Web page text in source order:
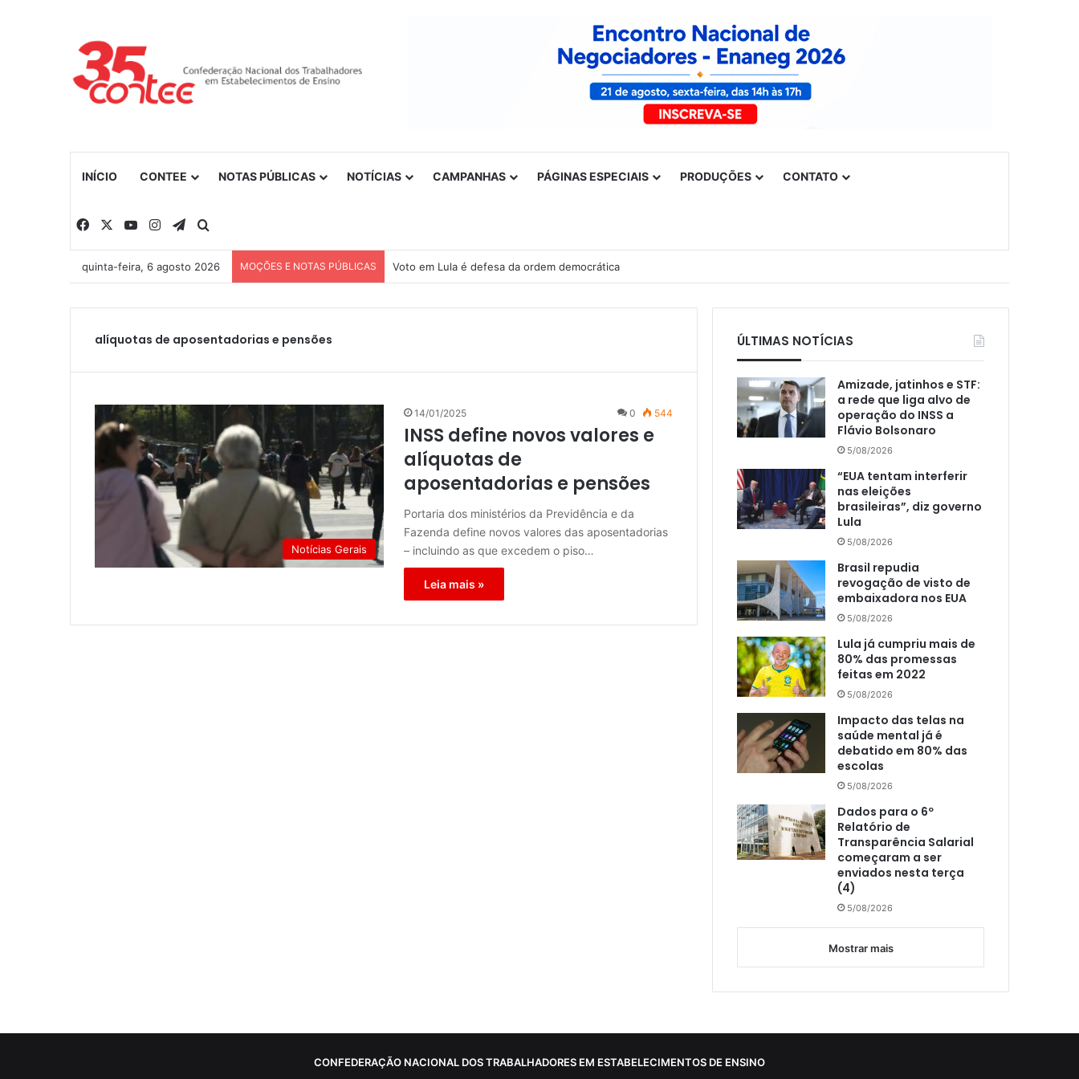
INÍCIO CONTEE NOTAS PÚBLICAS NOTÍCIAS CAMPANHAS PÁGINAS ESPECIAIS PRODUÇÕES CONTATO
Facebook YouTubeInstagramTelegram
quinta-feira, 6 agosto 2026 MOÇÕES E NOTAS PÚBLICAS Voto em Lula é defesa da ordem democrática
alíquotas de aposentadorias e pensões
Notícias Gerais
14/01/2025 0 544
INSS define novos valores e
alíquotas de
aposentadorias e pensões
Portaria dos ministérios da Previdência e da
Fazenda define novos valores das aposentadorias
– incluindo as que excedem o piso…
Leia mais »
ÚLTIMAS NOTÍCIAS
Amizade, jatinhos e STF:
a rede que liga alvo de
operação do INSS a
Flávio Bolsonaro
5/08/2026
“EUA tentam interferir
nas eleições
brasileiras”, diz governo
Lula
5/08/2026
Brasil repudia
revogação de visto de
embaixadora nos EUA
5/08/2026
Lula já cumpriu mais de
80% das promessas
feitas em 2022
5/08/2026
Impacto das telas na
saúde mental já é
debatido em 80% das
escolas
5/08/2026
Dados para o 6º
Relatório de
Transparência Salarial
começaram a ser
enviados nesta terça
(4)
5/08/2026
Mostrar mais
CONFEDERAÇÃO NACIONAL DOS TRABALHADORES EM ESTABELECIMENTOS DE ENSINO